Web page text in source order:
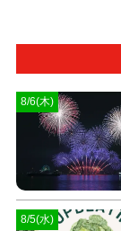
8/6(木)
8/5(水)